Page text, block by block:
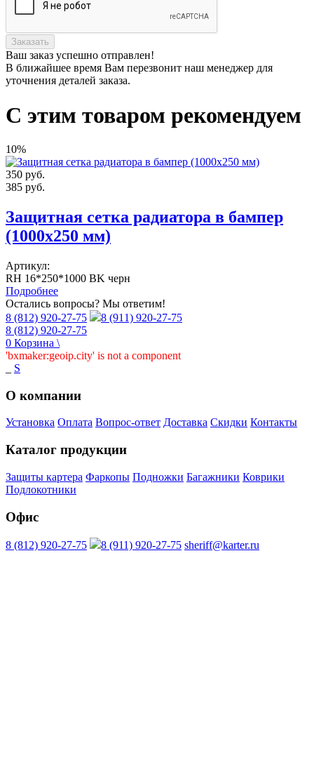
Заказать
Ваш заказ успешно отправлен!
В ближайшее время Вам перезвонит наш менеджер для
уточнения деталей заказа.
С этим товаром рекомендуем
10%
350 руб.
385 руб.
Защитная сетка радиатора в бампер
(1000х250 мм)
Артикул:
RH 16*250*1000 BK черн
Подробнее
Остались вопросы? Мы ответим!
8 (812) 920-27-75
8 (911) 920-27-75
8 (812) 920-27-75
0 Корзина \
'bxmaker:geoip.city' is not a component
S
О компании
Установка Оплата Вопрос-ответ Доставка Скидки Контакты
Каталог продукции
Защиты картера Фаркопы Подножки Багажники Коврики
Подлокотники
Офис
8 (812) 920-27-75 8 (911) 920-27-75 sheriff@karter.ru